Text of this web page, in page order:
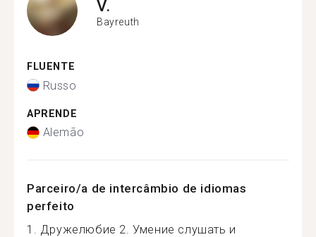
V.
Bayreuth
FLUENTE
Russo
APRENDE
Alemão
Parceiro/a de intercâmbio de idiomas
perfeito
1. Дружелюбие 2. Умение слушать и